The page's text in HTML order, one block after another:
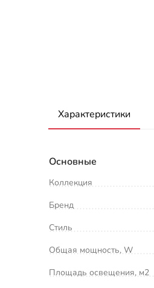
Характеристики
Основные
Коллекция
Бренд
Стиль
Общая мощность, W
Площадь освещения, м2